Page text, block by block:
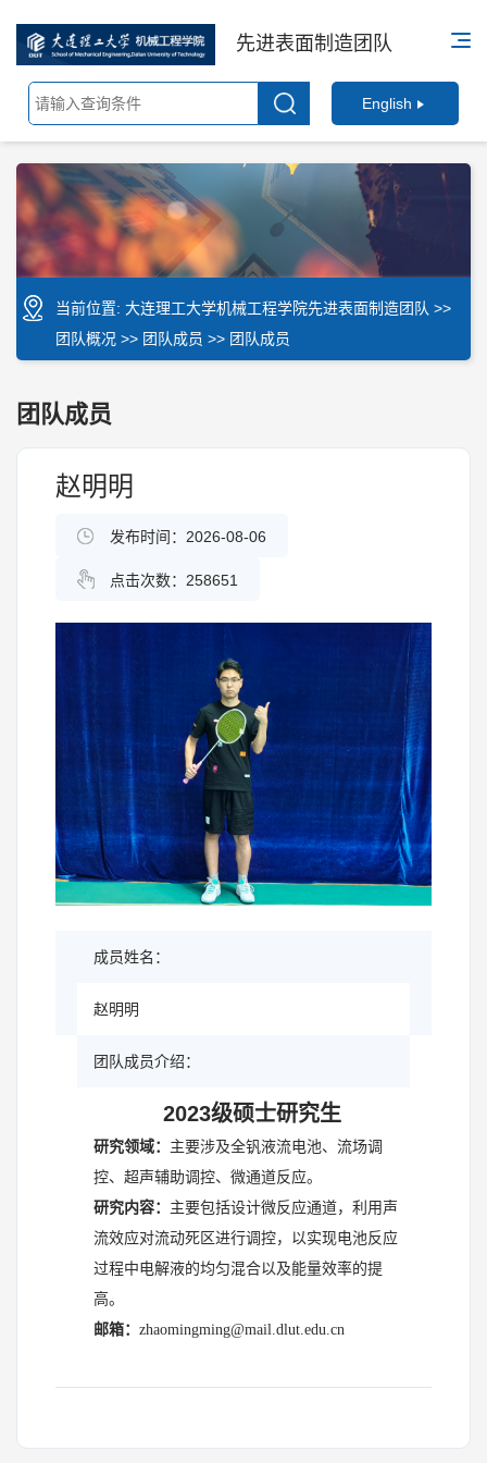
先进表面制造团队
English
当前位置: 大连理工大学机械工程学院先进表面制造团队 >>
团队概况 >> 团队成员 >> 团队成员
团队成员
赵明明
发布时间：2026-08-06
点击次数： 258651
成员姓名：
赵明明
团队成员介绍：
2023级硕士研究生
研究领域： 主要涉及全钒液流电池、流场调
控、超声辅助调控、微通道反应。
研究内容： 主要包括设计微反应通道，利用声
流效应对流动死区进行调控，以实现电池反应
过程中电解液的均匀混合以及能量效率的提
高。
邮箱：zhaomingming@mail.dlut.edu.cn